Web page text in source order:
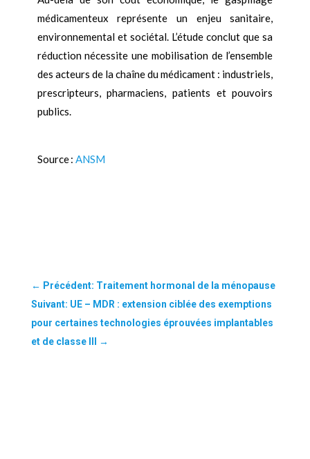
médicamenteux représente un enjeu sanitaire,
environnemental et sociétal. L’étude conclut que sa
réduction nécessite une mobilisation de l’ensemble
des acteurs de la chaîne du médicament : industriels,
prescripteurs, pharmaciens, patients et pouvoirs
publics.
Source : ANSM
← Précédent: Traitement hormonal de la ménopause
Suivant: UE – MDR : extension ciblée des exemptions
pour certaines technologies éprouvées implantables
et de classe III
→